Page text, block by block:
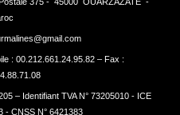
375 - 45000 OUARZAZATE -
: 00.212.661.24.95.82 – Fax :
– Identifiant TVA N° 73205010 - ICE
- CNSS N° 6421383